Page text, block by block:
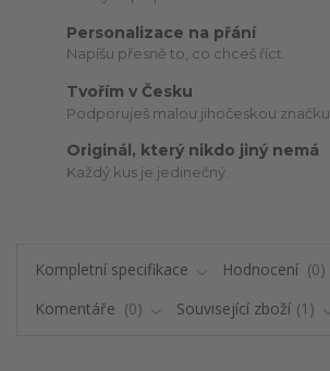
Personalizace na přání
Napíšu přesně to, co chceš říct.
Tvořím v Česku
Podporuješ malou jihočeskou značku.
Originál, který nikdo jiný nemá
Každý kus je jedinečný.
Kompletní specifikace Hodnocení
0
Komentáře
0 Související zboží 1